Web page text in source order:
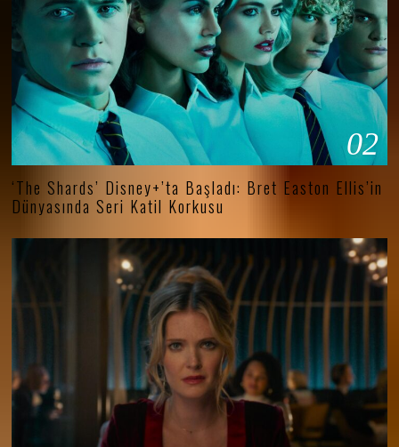
02
‘The Shards’ Disney+’ta Başladı: Bret Easton Ellis’in
Dünyasında Seri Katil Korkusu